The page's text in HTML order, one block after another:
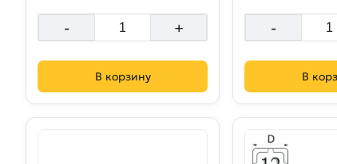
- +
В корзину
-
В